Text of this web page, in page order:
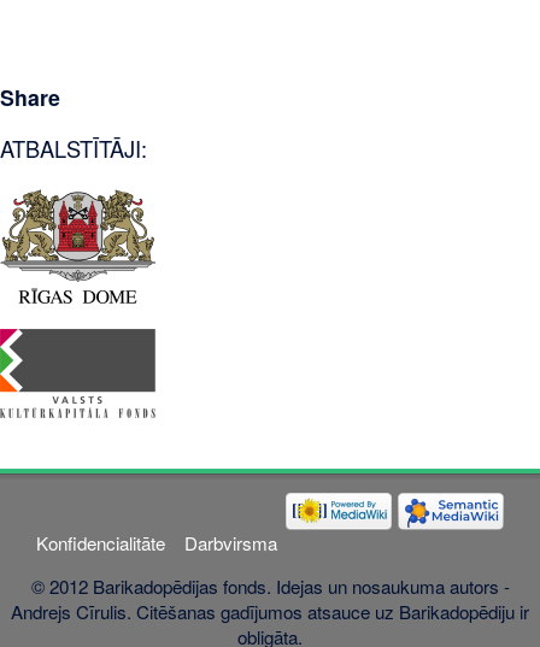
Share
ATBALSTĪTĀJI:
Konfidencialitāte
Darbvirsma
© 2012 Barikadopēdijas fonds. Idejas un nosaukuma autors -
Andrejs Cīrulis. Citēšanas gadījumos atsauce uz Barikadopēdiju ir
obligāta.